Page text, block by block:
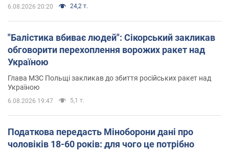
6.08.2026 20:20 24,2 т.
"Балістика вбиває людей": Сікорський закликав
обговорити перехоплення ворожих ракет над
Україною
Глава МЗС Польщі закликав до збиття російських ракет над
Україною
6.08.2026 19:47 5,1 т.
Податкова передасть Міноборони дані про
чоловіків 18-60 років: для чого це потрібно